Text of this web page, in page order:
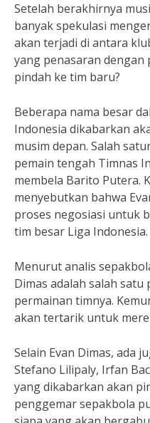
Setelah berakhirnya
banyak spekulasi
akan terjadi di antara
yang penasaran dengan
pindah ke tim baru?
Beberapa nama besar
Indonesia dikabarkan
musim depan. Salah
pemain tengah Timnas
membela Barito Putera.
menyebutkan bahwa
proses negosiasi untuk
tim besar Liga Indonesia.
Menurut analis
Dimas adalah salah satu
permainan timnya.
akan tertarik untuk
Selain Evan Dimas, ada
Stefano Lilipaly, Irfan
yang dikabarkan akan
penggemar sepakbola